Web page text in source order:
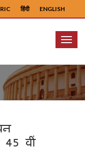
ENGLISH
हिंदी
Menu
45 वीं